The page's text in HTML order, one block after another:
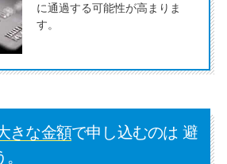
ドローンの見直しで40万円
た話
ローン
ページ一覧
に通過する可能性が高まりま
す。
きな金額で申し込むのは 避